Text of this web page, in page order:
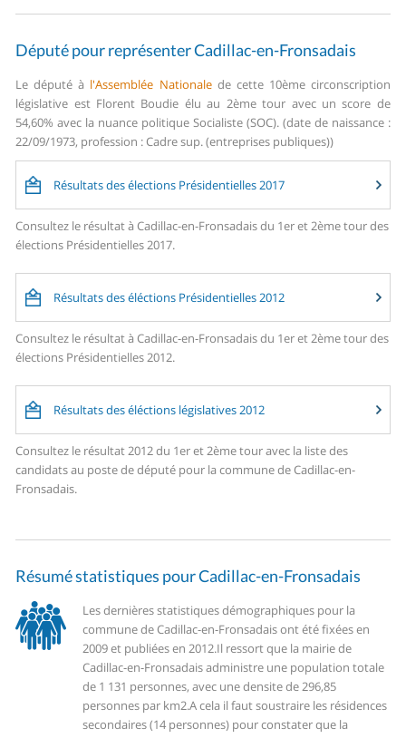
Député pour représenter Cadillac-en-Fronsadais
Le député à l'Assemblée Nationalede cette 10ème circonscription
législative est Florent Boudie élu au 2ème tour avec un score de
54,60% avec la nuance politique Socialiste (SOC). (date de naissance :
22/09/1973, profession : Cadre sup. (entreprises publiques))
Résultats des élections Présidentielles 2017
Consultez le résultat à Cadillac-en-Fronsadais du 1er et 2ème tour des
élections Présidentielles 2017.
Résultats des éléctions Présidentielles 2012
Consultez le résultat à Cadillac-en-Fronsadais du 1er et 2ème tour des
élections Présidentielles 2012.
Résultats des éléctions législatives 2012
Consultez le résultat 2012 du 1er et 2ème tour avec la liste des
candidats au poste de député pour la commune de Cadillac-en-
Fronsadais.
Résumé statistiques pour Cadillac-en-Fronsadais
Les dernières statistiques démographiques pour la
commune de Cadillac-en-Fronsadais ont été fixées en
2009 et publiées en 2012.Il ressort que la mairie de
Cadillac-en-Fronsadais administre une population totale
de 1 131 personnes, avec une densite de 296,85
personnes par km2.A cela il faut soustraire les résidences
secondaires (14 personnes) pour constater que la